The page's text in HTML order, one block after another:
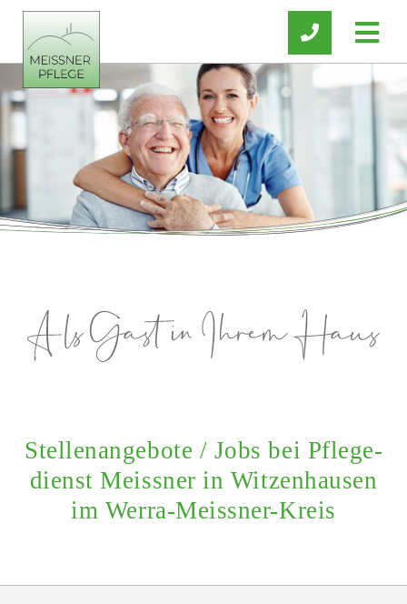
Stellen­angebote / Jobs bei Pflege­
dienst Meissner in Witzen­hausen
im Werra-Meissner-Kreis